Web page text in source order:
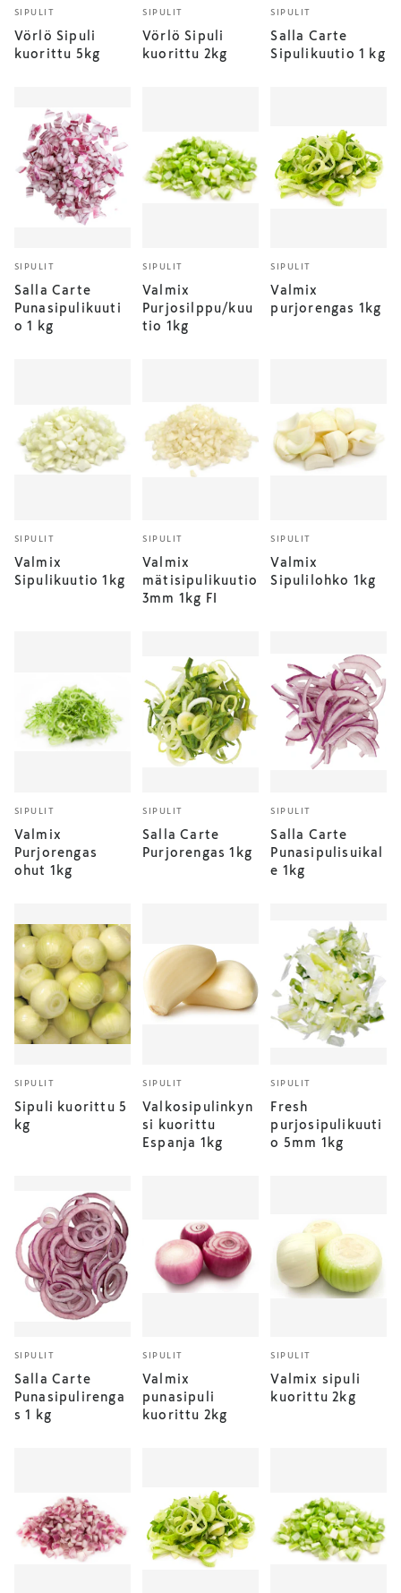
SIPULIT
Vörlö Sipuli
kuorittu 5kg
SIPULIT
Vörlö Sipuli
kuorittu 2kg
SIPULIT
Salla Carte
Sipulikuutio 1 kg
SIPULIT
Salla Carte
Punasipulikuuti
o 1 kg
SIPULIT
Valmix
Purjosilppu/kuu
tio 1kg
SIPULIT
Valmix
purjorengas 1kg
SIPULIT
Valmix
Sipulikuutio 1kg
SIPULIT
Valmix
mätisipulikuutio
3mm 1kg FI
SIPULIT
Valmix
Sipulilohko 1kg
SIPULIT
Valmix
Purjorengas
ohut 1kg
SIPULIT
Salla Carte
Purjorengas 1kg
SIPULIT
Salla Carte
Punasipulisuikal
e 1kg
SIPULIT
Sipuli kuorittu 5
kg
SIPULIT
Valkosipulinkyn
si kuorittu
Espanja 1kg
SIPULIT
Fresh
purjosipulikuuti
o 5mm 1kg
SIPULIT
Salla Carte
Punasipulirenga
s 1 kg
SIPULIT
Valmix
punasipuli
kuorittu 2kg
SIPULIT
Valmix sipuli
kuorittu 2kg